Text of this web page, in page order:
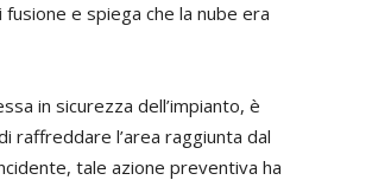
e spiega che la nube era
in sicurezza dell’impianto, è
raffreddare l’area raggiunta dal
tale azione preventiva ha